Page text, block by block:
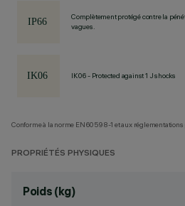
Complètement protégé contre la
vagues.
IK06 - Protected against 1 J shocks
Conforme à la norme EN60598-1 et aux
PROPRIÉTÉS PHYSIQUES
Poids (kg)